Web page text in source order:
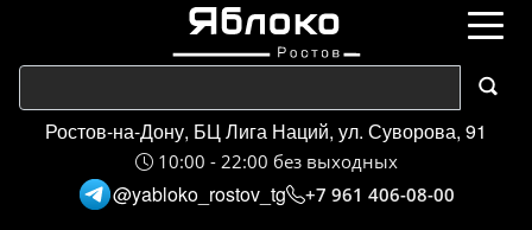
Ростов-на-Дону, БЦ Лига Наций, ул. Суворова, 91
10:00 - 22:00 без выходных
@yabloko_rostov_tg +7 961 406-08-00